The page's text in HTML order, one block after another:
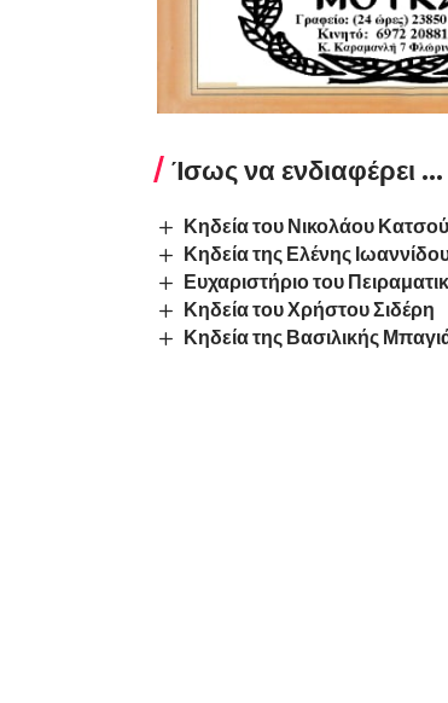
Ίσως να ενδιαφέρει ...
Κηδεία του Νικολάου
Κηδεία της Ελένης
Ευχαριστήριο του
Κηδεία του Χρήστου Σιδέρη
Κηδεία της Βασιλικής